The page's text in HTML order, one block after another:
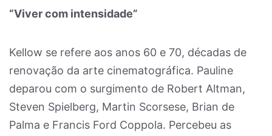
“Viver com intensidade”
Kellow se refere aos anos 60 e 70, décadas de
renovação da arte cinematográfica. Pauline
deparou com o surgimento de Robert Altman,
Steven Spielberg, Martin Scorsese, Brian de
Palma e Francis Ford Coppola. Percebeu as